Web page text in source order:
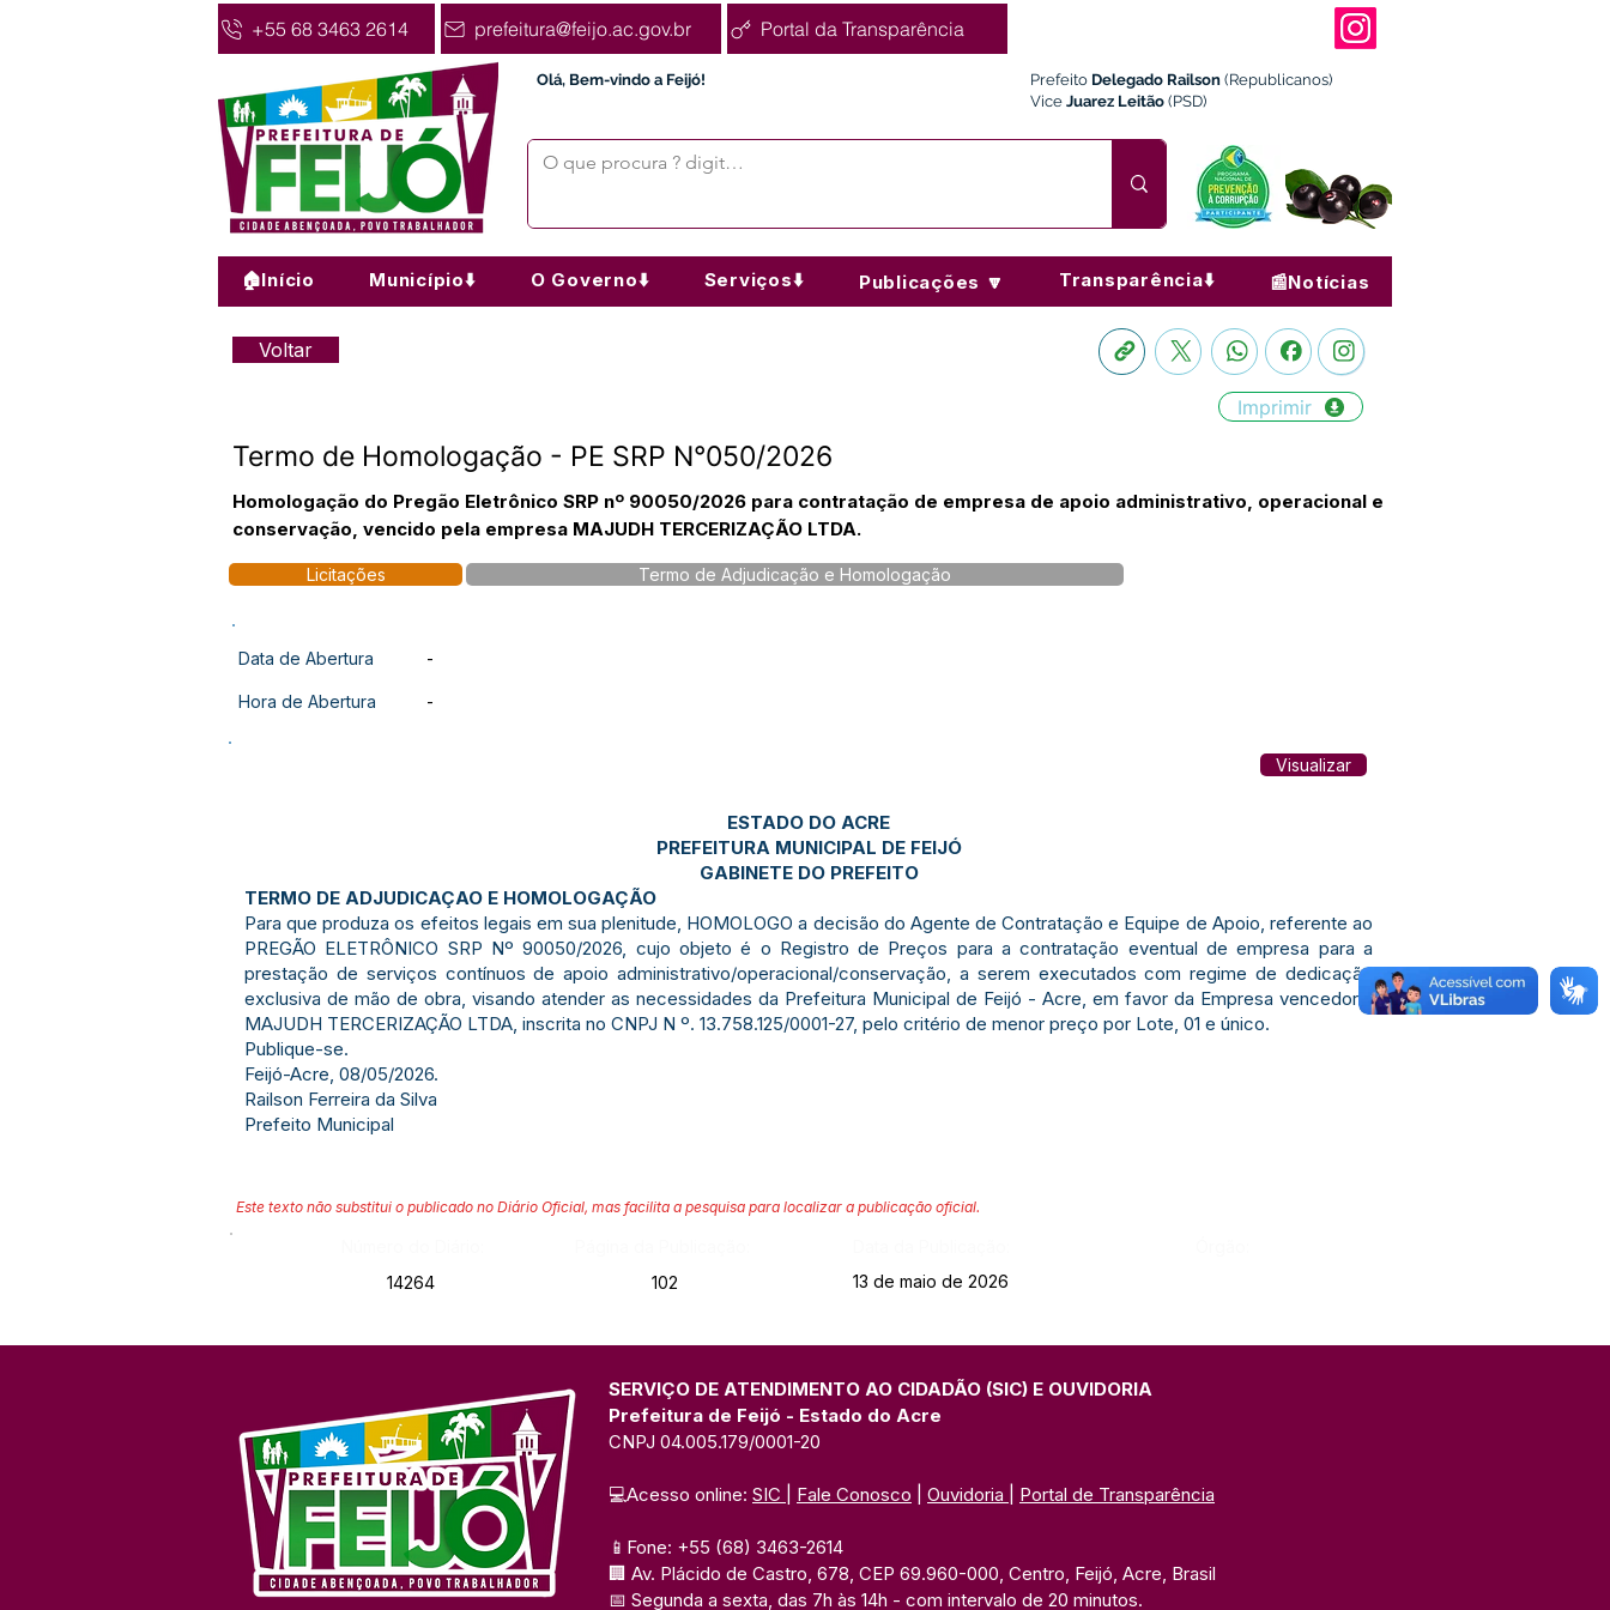
+55 68 3463 2614 prefeitura@feijo.ac.gov.br Portal da Transparência
Olá, Bem-vindo a Feijó! Prefeito Delegado Railson (Republicanos)
Vice Juarez Leitão (PSD)
🏠Início Município⬇️ O Governo⬇️ Serviços⬇️ Publicações 🔽 Transparência⬇️ 📰Notícias
Voltar
Imprimir
Termo de Homologação - PE SRP N°050/2026
Homologação do Pregão Eletrônico SRP nº 90050/2026 para contratação de empresa de apoio administrativo, operacional e
conservação, vencido pela empresa MAJUDH TERCERIZAÇÃO LTDA.
Licitações Termo de Adjudicação e Homologação
Data de Abertura -
Hora de Abertura -
Visualizar
ESTADO DO ACRE
PREFEITURA MUNICIPAL DE FEIJÓ
GABINETE DO PREFEITO
TERMO DE ADJUDICAÇAO E HOMOLOGAÇÃO
Para que produza os efeitos legais em sua plenitude, HOMOLOGO a decisão do Agente de Contratação e Equipe de Apoio, referente ao
PREGÃO ELETRÔNICO SRP Nº 90050/2026, cujo objeto é o Registro de Preços para a contratação eventual de empresa para a
prestação de serviços contínuos de apoio administrativo/operacional/conservação, a serem executados com regime de dedicação
exclusiva de mão de obra, visando atender as necessidades da Prefeitura Municipal de Feijó - Acre, em favor da Empresa vencedora:
MAJUDH TERCERIZAÇÃO LTDA, inscrita no CNPJ N º. 13.758.125/0001-27, pelo critério de menor preço por Lote, 01 e único.
Publique-se.
Feijó-Acre, 08/05/2026.
Railson Ferreira da Silva
Prefeito Municipal
Este texto não substitui o publicado no Diário Oficial, mas facilita a pesquisa para localizar a publicação oficial.
14264
102 13 de maio de 2026
SERVIÇO DE ATENDIMENTO AO CIDADÃO (SIC) E OUVIDORIA
Prefeitura de Feijó - Estado do Acre
CNPJ 04.005.179/0001-20
💻Acesso online: SIC Fale Conosco Ouvidoria Portal de Transparência
📱Fone: +55 (68) 3463-2614
🏢 Av. Plácido de Castro, 678, CEP 69.960-000, Centro, Feijó, Acre, Brasil
📅 Segunda a sexta, das 7h às 14h - com intervalo de 20 minutos.